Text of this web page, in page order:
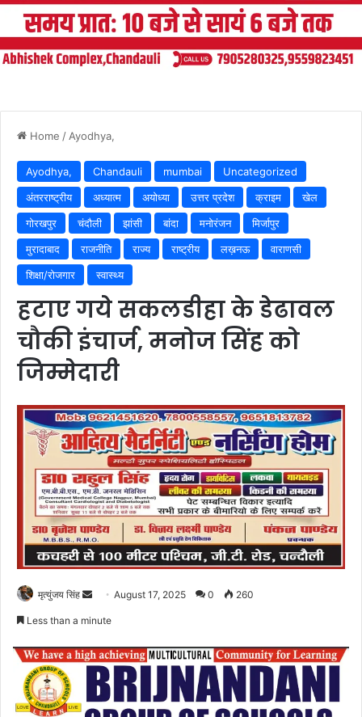
Home / Ayodhya,
Ayodhya, Chandauli mumbai
Uncategorized
अंतरराष्ट्रीय
अध्यात्म अयोध्या उत्तर प्रदेश क्राइम
खेल
गोरखपुर
चंदौली झांसी बांदा मनोरंजन
मिर्जापुर
मुरादाबाद
राजनीति राज्य राष्ट्रीय लख़नऊ
वाराणसी
शिक्षा/रोजगार
स्वास्थ्य
हटाए गये सकलडीहा के डेढावल
चौकी इंचार्ज, मनोज सिंह को
जिम्मेदारी
मृत्युंजय सिंह
SendAugust 17, 2025 0 260
Less than a minute